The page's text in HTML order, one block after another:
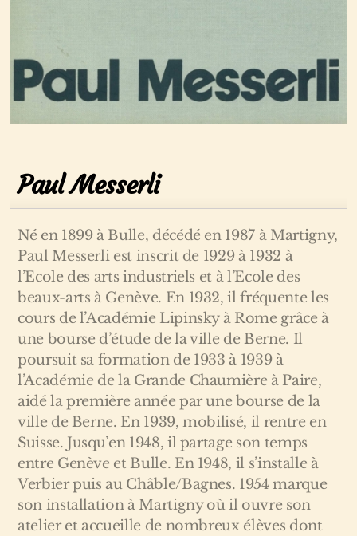
Paul Messerli
Né en 1899 à Bulle, décédé en 1987 à Martigny,
Paul Messerli est inscrit de 1929 à 1932 à
l’Ecole des arts industriels et à l’Ecole des
beaux-arts à Genève. En 1932, il fréquente les
cours de l’Académie Lipinsky à Rome grâce à
une bourse d’étude de la ville de Berne. Il
poursuit sa formation de 1933 à 1939 à
l’Académie de la Grande Chaumière à Paire,
aidé la première année par une bourse de la
ville de Berne. En 1939, mobilisé, il rentre en
Suisse. Jusqu’en 1948, il partage son temps
entre Genève et Bulle. En 1948, il s’installe à
Verbier puis au Châble/Bagnes. 1954 marque
son installation à Martigny où il ouvre son
atelier et accueille de nombreux élèves dont